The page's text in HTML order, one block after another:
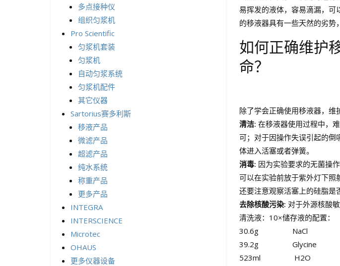
易挥发的液体，容易滴漏，可
的移液器具有一些天然的劣势
如何正确维护
命？
除了学会正确使用移液器，维
清洁: 在移液器使用过程中，
可；对于因操作失误引起的倒
体进入活塞或者弹簧。
消毒: 因为实验要求的无菌操
可以在实验前放于紫外灯下照
还要注意观察活塞上的硅脂是
去除核酸污染: 对于外源核酸
清洗液：10×储存液的配置：
30.6g NaCl
39.2g Glycine
523ml H2O
多点接种仪
组织匀浆机
Pro Scientific
匀浆机套装
匀浆机
自动匀浆系统
匀浆机配件
其它仪器
Sartorius赛多利斯
移液产品
微滤产品
超滤产品
纯水系统
称重产品
更多产品
INTEGRA
INTERSCIENCE
Microtec
OHAUS
更多仪器设备